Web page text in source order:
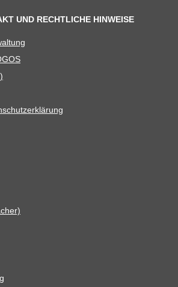
UND RECHTLICHE HINWEISE